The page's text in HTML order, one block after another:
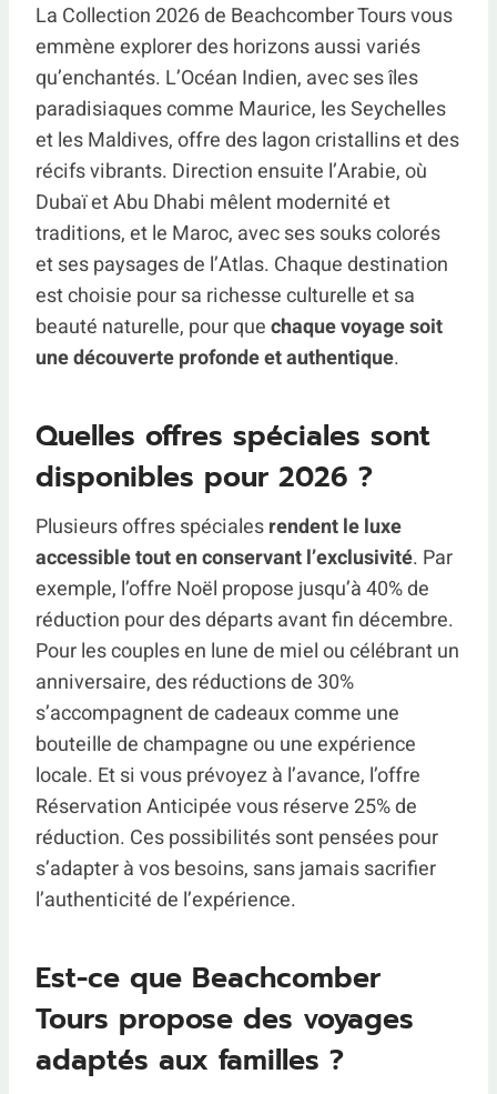
La Collection 2026 de Beachcomber Tours vous
emmène explorer des horizons aussi variés
qu’enchantés. L’Océan Indien, avec ses îles
paradisiaques comme Maurice, les Seychelles
et les Maldives, offre des lagon cristallins et des
récifs vibrants. Direction ensuite l’Arabie, où
Dubaï et Abu Dhabi mêlent modernité et
traditions, et le Maroc, avec ses souks colorés
et ses paysages de l’Atlas. Chaque destination
est choisie pour sa richesse culturelle et sa
beauté naturelle, pour quechaque voyage soit
une découverte profonde et authentique.
Quelles offres spéciales sont
disponibles pour 2026 ?
Plusieurs offres spécialesrendent le luxe
accessible tout en conservant l’exclusivité. Par
exemple, l’offre Noël propose jusqu’à 40% de
réduction pour des départs avant fin décembre.
Pour les couples en lune de miel ou célébrant un
anniversaire, des réductions de 30%
s’accompagnent de cadeaux comme une
bouteille de champagne ou une expérience
locale. Et si vous prévoyez à l’avance, l’offre
Réservation Anticipée vous réserve 25% de
réduction. Ces possibilités sont pensées pour
s’adapter à vos besoins, sans jamais sacrifier
l’authenticité de l’expérience.
Est-ce que Beachcomber
Tours propose des voyages
adaptés aux familles ?